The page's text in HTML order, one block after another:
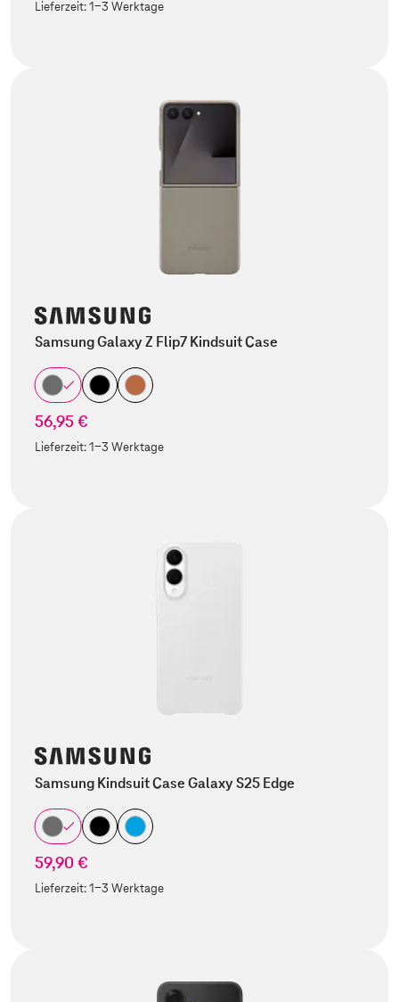
Lieferzeit:1-3 Werktage
Samsung Galaxy Z Flip7 Kindsuit Case
56,95 €
Lieferzeit:1-3 Werktage
Samsung Kindsuit Case Galaxy S25 Edge
59,90 €
Lieferzeit:1-3 Werktage